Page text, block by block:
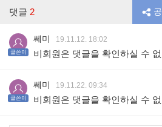
댓글 2
글쓴이
쎄미 19.11.12. 18:02
비회원은 댓글을 확인하실 수
글쓴이
쎄미 19.11.22. 09:34
비회원은 댓글을 확인하실 수